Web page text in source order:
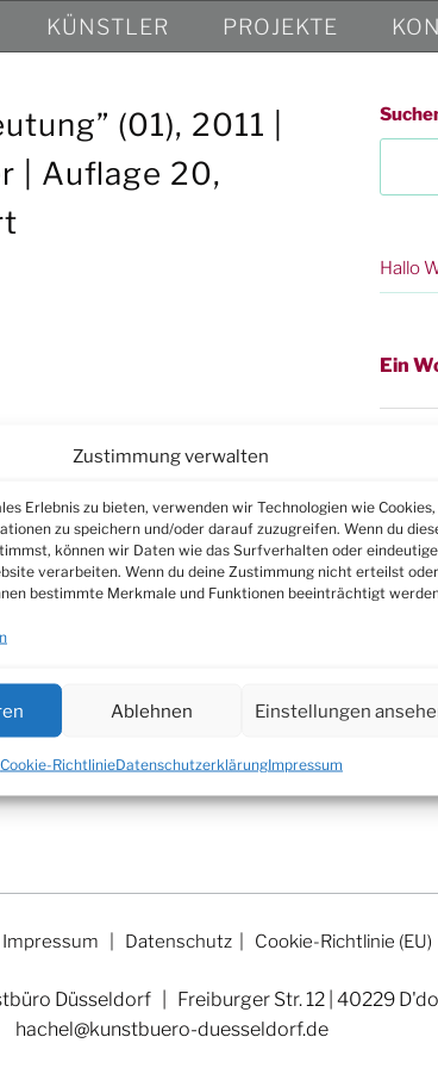
Zustimmung verwalten
Erlebnis zu bieten, verwenden wir Technologien wie Cookies,
zu speichern und/oder darauf zuzugreifen. Wenn du
können wir Daten wie das Surfverhalten oder eindeutige
verarbeiten. Wenn du deine Zustimmung nicht erteilst oder
bestimmte Merkmale und Funktionen beeinträchtigt
Ablehnen Einstellungen
Cookie-RichtlinieDatenschutzerklärungImpressum
KÜNSTLER PROJEKTE
(01), 2011 |
| Auflage 20,
Hallo
Ein
Impressum Datenschutz Cookie-Richtlinie (EU)
Düsseldorf | Freiburger Str. 12 | 40229
hachel@kunstbuero-duesseldorf.de